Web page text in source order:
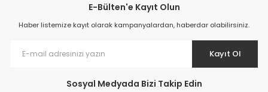
E-Bülten'e Kayıt Olun
Haber listemize kayıt olarak kampanyalardan, haberdar olabilirsiniz.
Kayıt Ol
Sosyal Medyada Bizi Takip Edin